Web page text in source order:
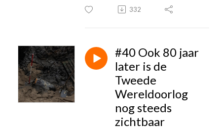
332
#40 Ook 80 jaar
later is de
Tweede
Wereldoorlog
nog steeds
zichtbaar